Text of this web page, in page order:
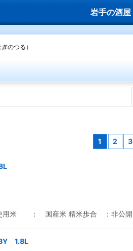
岩手の酒
のつる）
1 2 3
用米 ： 国産米 精米歩合 ：非公
1.8L